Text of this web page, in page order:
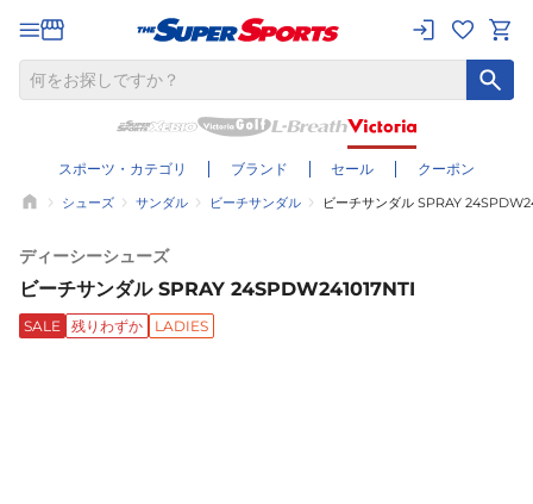
スポーツ・カテゴリ ブランド セール クーポン
シューズ サンダル ビーチサンダル ビーチサンダル SPRAY
ディーシーシューズ
ビーチサンダル SPRAY 24SPDW241017NTI
SALE 残りわずか LADIES